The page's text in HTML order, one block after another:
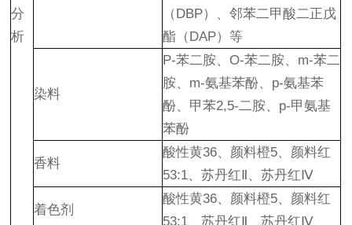
分
析
（DBP）、邻苯二甲酸二正戊
酯（DAP）等
染料
P-苯二胺、O-苯二胺、m-苯二
胺、m-氨基苯酚、p-氨基苯
酚、甲苯2,5-二胺、p-甲氨基
苯酚
香料
酸性黄36、颜料橙5、颜料红
53:1、苏丹红Ⅱ、苏丹红Ⅳ
着色剂
酸性黄36、颜料橙5、颜料红
53:1、苏丹红Ⅱ、苏丹红Ⅳ